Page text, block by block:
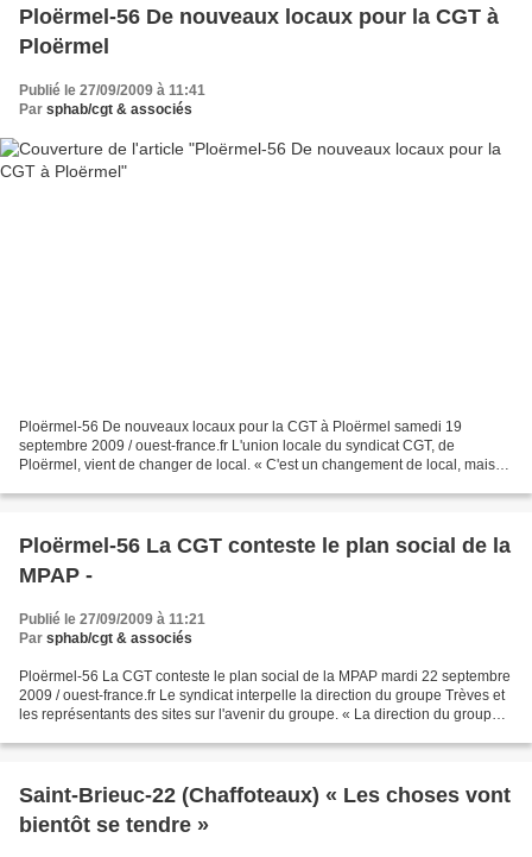
Ploërmel-56 De nouveaux locaux pour la CGT à
Ploërmel
Publié le 27/09/2009 à 11:41
Par sphab/cgt & associés
Ploërmel-56 De nouveaux locaux pour la CGT à Ploërmel samedi 19
septembre 2009 / ouest-france.fr L'union locale du syndicat CGT, de
Ploërmel, vient de changer de local. « C'est un changement de local, mais
Ploërmel-56 La CGT conteste le plan social de la
MPAP -
Publié le 27/09/2009 à 11:21
Par sphab/cgt & associés
Ploërmel-56 La CGT conteste le plan social de la MPAP mardi 22 septembre
2009 / ouest-france.fr Le syndicat interpelle la direction du groupe Trèves et
les représentants des sites sur l'avenir du groupe. « La direction du groupe
Saint-Brieuc-22 (Chaffoteaux) « Les choses vont
bientôt se tendre »